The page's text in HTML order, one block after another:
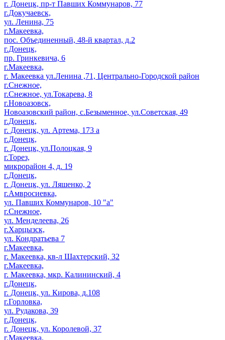
г. Донецк, пр-т Павших Коммунаров, 77
г.Докучаевск,
ул. Ленина, 75
г.Макеевка,
пос. Объединенный, 48-й квартал, д.2
г.Донецк,
пр. Гринкевича, 6
г.Макеевка,
г. Макеевка ул.Ленина ,71, Центрально-Городской район
г.Снежное,
г.Снежное, ул.Токарева, 8
г.Новоазовск,
Новоазовский район, с.Безыменное, ул.Советская, 49
г.Донецк,
г. Донецк, ул. Артема, 173 а
г.Донецк,
г. Донецк, ул.Полоцкая, 9
г.Торез,
микрорайон 4, д. 19
г.Донецк,
г. Донецк, ул. Ляшенко, 2
г.Амвросиевка,
ул. Павших Коммунаров, 10 "а"
г.Снежное,
ул. Менделеева, 26
г.Харцызск,
ул. Кондратьева 7
г.Макеевка,
г. Макеевка, кв-л Шахтерский, 32
г.Макеевка,
г. Макеевка, мкр. Калининский, 4
г.Донецк,
г. Донецк, ул. Кирова, д.108
г.Горловка,
ул. Рудакова, 39
г.Донецк,
г. Донецк, ул. Королевой, 37
г.Макеевка,